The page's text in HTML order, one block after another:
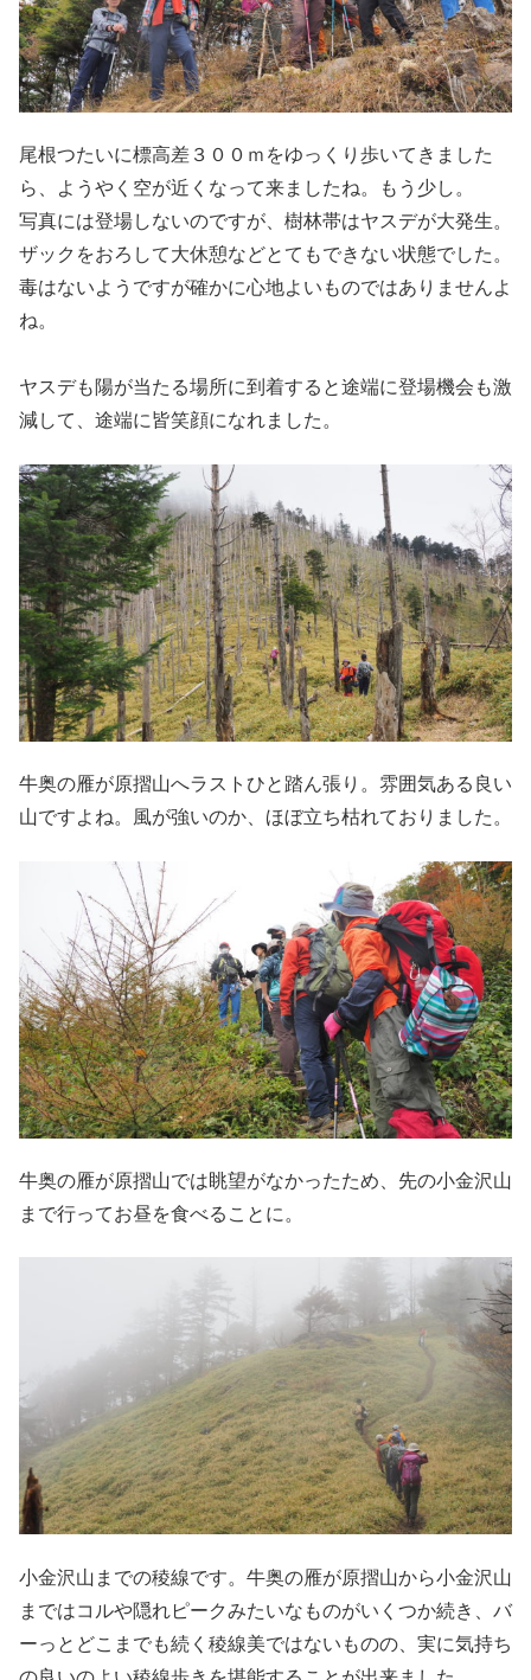
尾根つたいに標高差３００ｍをゆっくり歩いてきました
ら、ようやく空が近くなって来ましたね。もう少し。
写真には登場しないのですが、樹林帯はヤスデが大発生。
ザックをおろして大休憩などとてもできない状態でした。
毒はないようですが確かに心地よいものではありませんよ
ね。
ヤスデも陽が当たる場所に到着すると途端に登場機会も激
減して、途端に皆笑顔になれました。
牛奥の雁が原摺山へラストひと踏ん張り。雰囲気ある良い
山ですよね。風が強いのか、ほぼ立ち枯れておりました。
牛奥の雁が原摺山では眺望がなかったため、先の小金沢山
まで行ってお昼を食べることに。
小金沢山までの稜線です。牛奥の雁が原摺山から小金沢山
まではコルや隠れピークみたいなものがいくつか続き、バ
ーっとどこまでも続く稜線美ではないものの、実に気持ち